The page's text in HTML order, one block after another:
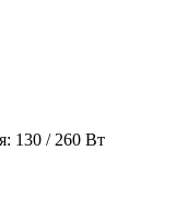
130 / 260 Вт